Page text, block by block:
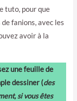
tuto, pour que
fanions, avec les
avoir à la
une feuille de
dessiner (des
si vous êtes